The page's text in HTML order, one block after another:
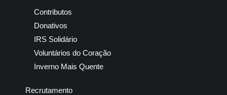
Contributos
Donativos
IRS Solidário
Voluntários do Coração
Inverno Mais Quente
Recrutamento